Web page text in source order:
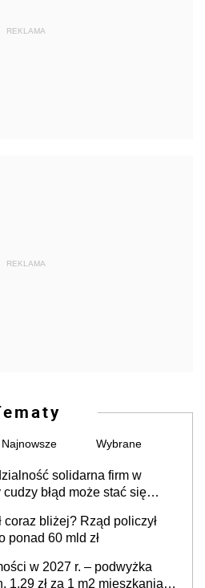
REKLAMA
REKLAMA
Najnowsze Wybrane
solidarna firm w
błąd może stać się
coraz bliżej? Rząd policzył
ponad 60 mld zł
w 2027 r. – podwyżka
1,29 zł za 1 m2 mieszkania,